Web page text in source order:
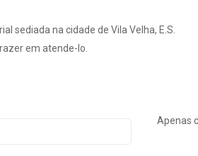
sediada na cidade de Vila Velha, E.S.
em atende-lo.
Apenas